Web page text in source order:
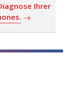
Ihrer